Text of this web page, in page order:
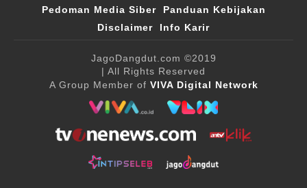
Pedoman Media Siber
Panduan Kebijakan
Disclaimer
Info Karir
JagoDangdut.com ©2019
| All Rights Reserved
A Group Member of VIVA Digital Network